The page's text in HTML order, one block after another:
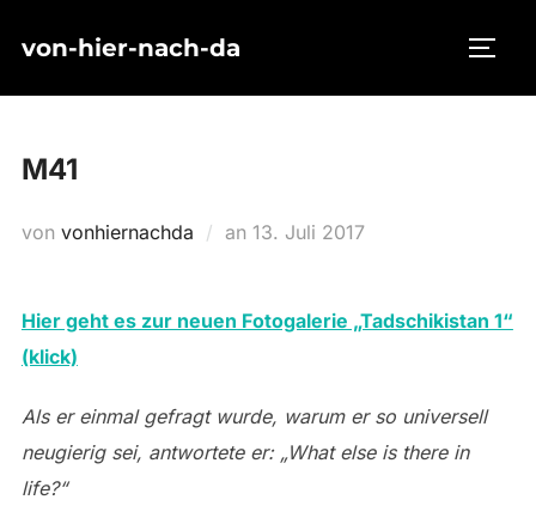
Inhaltvon-hier-nach-da
M41
von vonhiernachda an Veröffentlicht
13. Juli 2017
Hier geht es zur neuen Fotogalerie „Tadschikistan 1“
(klick)
Als er einmal gefragt wurde, warum er so universell
neugierig sei, antwortete er: „What else is there in
life?“